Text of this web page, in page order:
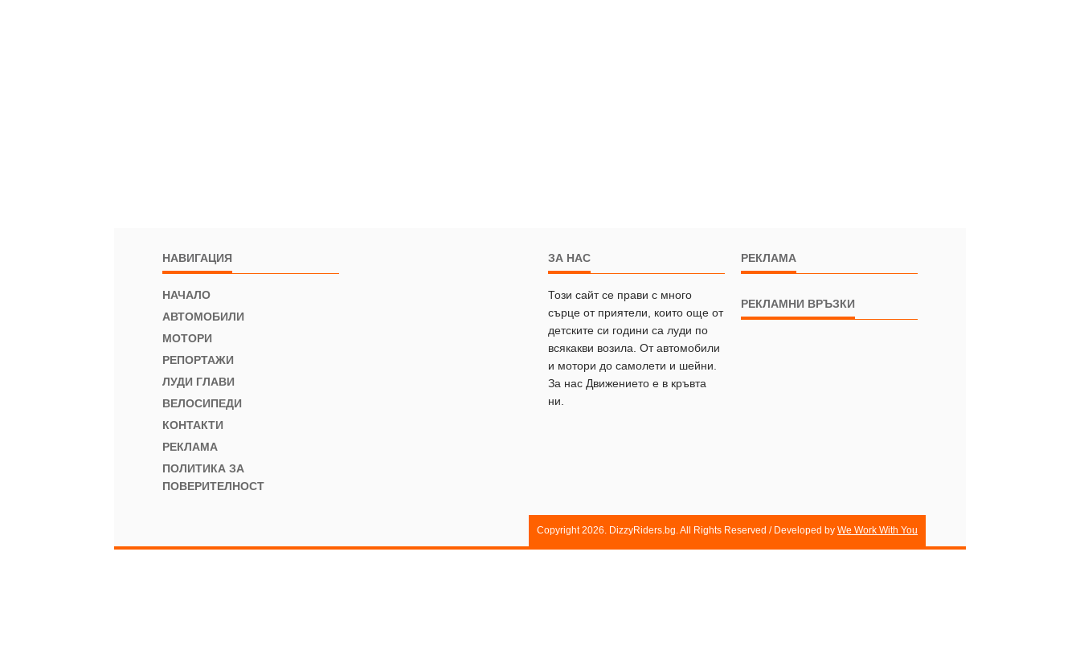
НАВИГАЦИЯ
НАЧАЛО
АВТОМОБИЛИ
МОТОРИ
РЕПОРТАЖИ
ЛУДИ ГЛАВИ
ВЕЛОСИПЕДИ
КОНТАКТИ
РЕКЛАМА
ПОЛИТИКА ЗА
ПОВЕРИТЕЛНОСТ
ЗА НАС
Този сайт се прави с много
сърце от приятели, които още от
детските си години са луди по
всякакви возила. От автомобили
и мотори до самолети и шейни.
За нас Движението е в кръвта
ни.
РЕКЛАМА
РЕКЛАМНИ ВРЪЗКИ
Copyright 2026. DizzyRiders.bg. All Rights Reserved / Developed by We Work With You